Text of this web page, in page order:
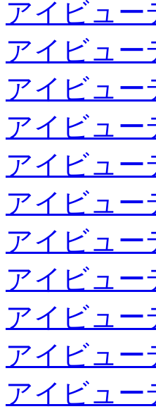
アイビュー
アイビュー
アイビュー
アイビュー
アイビュー
アイビュー
アイビュー
アイビュー
アイビュー
アイビュー
アイビュー